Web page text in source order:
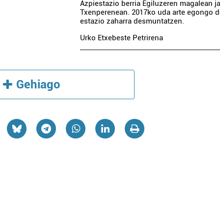
Azpiestazio berria Egiluzeren magalean
Txenperenean. 2017ko uda arte egongo
estazio zaharra desmuntatzen.
Urko Etxebeste Petrirena
Gehiago
LEZO LIZEOA
JASO FINKEN
Errenteria-Orereta